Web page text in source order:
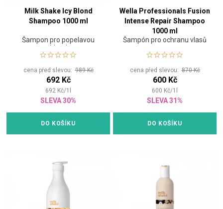
Milk Shake Icy Blond
Shampoo 1000 ml
Šampon pro popelavou
blond
cena před slevou:989 Kč
692 Kč
692 Kč/1
SLEVA 30%
DO KOŠÍKU
Wella Professionals Fusion
Intense Repair Shampoo
1000 ml
Šampón pro ochranu vlasů
cena před slevou:870 Kč
600 Kč
600 Kč/1
SLEVA 31%
DO KOŠÍKU